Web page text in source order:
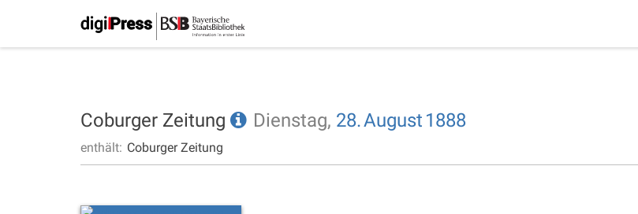
Coburger Zeitung Dienstag, 28.August 1888
enthält: Coburger Zeitung